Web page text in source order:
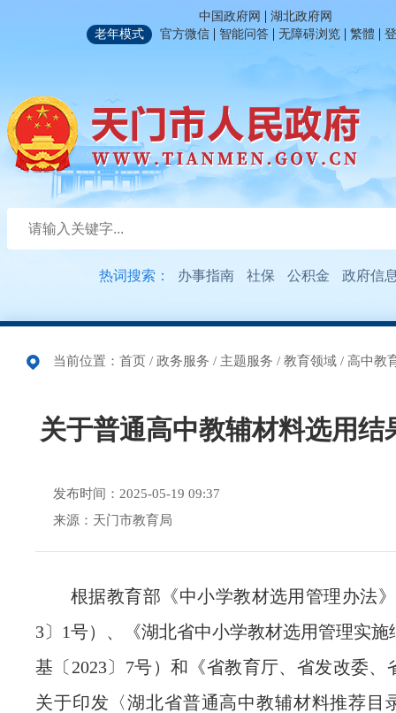
中国政府网 | 湖北政府网
老年模式
官方微信 | 智能问答 | 无障碍浏览 | 繁體 |
热词搜索： 办事指南 社保 公积金 政府信
当前位置： 首页 / 政务服务 / 主题服务 / 教育领域 / 高中教
关于普通高中教辅材料选用结
发布时间：2025-05-19 09:37
来源：天门市教育局
根据教育部《中小学教材选用管理办法
3〕1号）、《湖北省中小学教材选用管理实施
基〔2023〕7号）和《省教育厅、省发改委、
关于印发〈湖北省普通高中教辅材料推荐目